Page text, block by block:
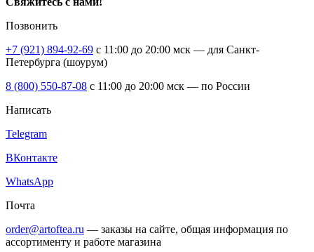
Позвонить
+7 (921) 894-92-69 c 11:00 до 20:00 мск — для Санкт-
Петербурга (шоурум)
8 (800) 550-87-08 c 11:00 до 20:00 мск — по России
Написать
Telegram
ВКонтакте
WhatsApp
Почта
order@artoftea.ru — заказы на сайте, общая информация по
ассортименту и работе магазина